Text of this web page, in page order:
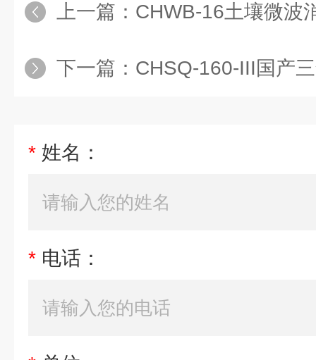
上一篇： CHWB-16土壤微波
下一篇： CHSQ-160-III国产三气培
* 姓名：
* 电话：